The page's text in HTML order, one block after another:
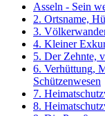
Asseln - Sein
2. Ortsname,
3.
4. Kleiner
5. Der Zehnte,
6. Verhüttung,
Schützenwesen
7.
8.